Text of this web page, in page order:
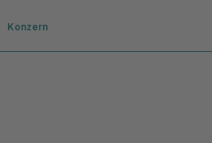
Zur Startseite
Konzern